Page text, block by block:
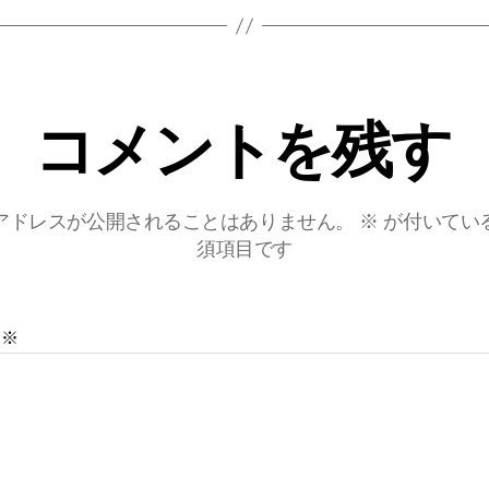
コメントを残す
ドレスが公開されることはありません。 ※ が付いてい
須項目です
※